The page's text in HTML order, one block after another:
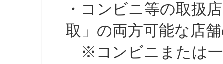
・コンビニ等の取扱
取」の両方可能な店
※コンビニまたは一